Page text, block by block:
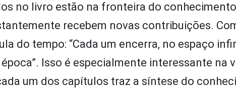
no livro estão na fronteira do
recebem novas contribuições.
do tempo: “Cada um encerra, no espaço
Isso é especialmente interessante na
um dos capítulos traz a síntese do